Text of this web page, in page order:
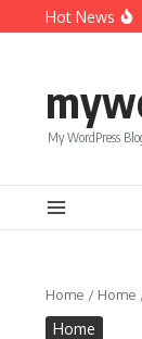
Skip to content
Hot News
Foldable Mini Hair
My WordPress
Home / Home
Home